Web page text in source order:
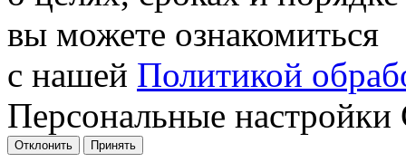
вы можете ознакомиться
с нашей Политикой
Персональные настройки
Отклонить Принять